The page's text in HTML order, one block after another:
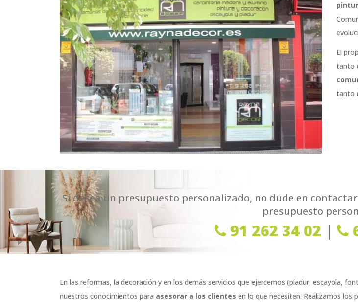
El
tanto
tanto
Si desea un presupuesto personalizado, no dude en
presupuesto
91 262 34 02 |
En las reformas, la decoración y en los demás servicios que ejercemos (pladur, escayola,
nuestros conocimientos para asesorar a los clientes en lo que necesiten. Realizamos los